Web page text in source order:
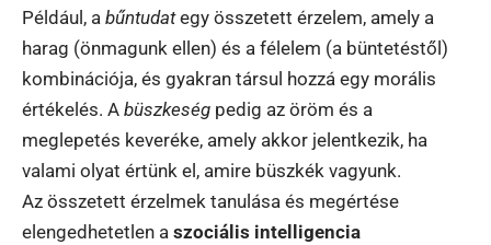
Például, a bűntudategy összetett érzelem, amely a
harag (önmagunk ellen) és a félelem (a büntetéstől)
kombinációja, és gyakran társul hozzá egy morális
értékelés. A büszkeség pedig az öröm és a
meglepetés keveréke, amely akkor jelentkezik, ha
valami olyat értünk el, amire büszkék vagyunk.
Az összetett érzelmek tanulása és megértése
elengedhetetlen a szociális intelligencia